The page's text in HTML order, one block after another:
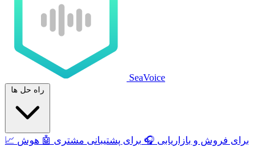
SeaVoice
راه حل ها
📈 برای فروش و بازاریابی 🎧 برای پشتیبانی مشتری 🤖 هوش